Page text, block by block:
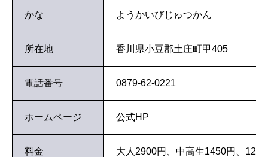
かな ようかいびじゅつかん
所在地 香川県小豆郡土庄町甲405
電話番号 0879-62-0221
ホームページ 公式HP
料金 大人2900円、中高生1450円、12歳